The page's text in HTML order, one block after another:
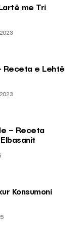
me Tri
Receta e Lehtë
– Receta
Konsumoni